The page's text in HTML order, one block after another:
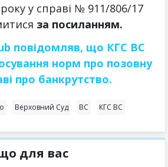
у справі № 911/806/17
за посиланням.
повідомляв, що КГС ВС
норм про позовну
про банкрутство.
Верховний Суд ВС КГС ВС
для вас